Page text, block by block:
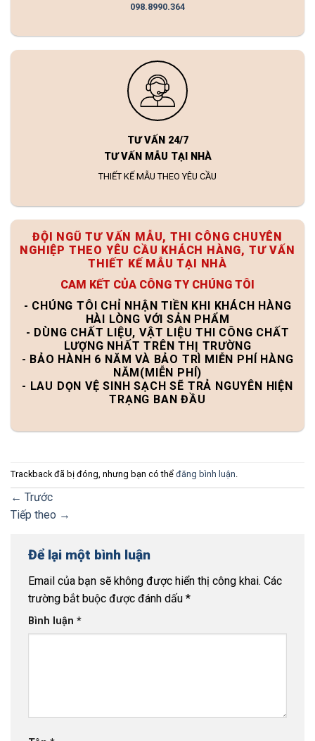
098.8990.364
TƯ VẤN 24/7
TƯ VẤN MẪU TẠI NHÀ
THIẾT KẾ MẪU THEO YÊU CẦU
ĐỘI NGŨ TƯ VẤN MẪU, THI CÔNG CHUYÊN
NGHIỆP THEO YÊU CẦU KHÁCH HÀNG, TƯ VẤN
THIẾT KẾ MẪU TẠI NHÀ
CAM KẾT CỦA CÔNG TY CHÚNG TÔI
- CHÚNG TÔI CHỈ NHẬN TIỀN KHI KHÁCH HÀNG
HÀI LÒNG VỚI SẢN PHẨM
- DÙNG CHẤT LIỆU, VẬT LIỆU THI CÔNG CHẤT
LƯỢNG NHẤT TRÊN THỊ TRƯỜNG
- BẢO HÀNH 6 NĂM VÀ BẢO TRÌ MIỄN PHÍ HÀNG
NĂM(MIỄN PHÍ)
- LAU DỌN VỆ SINH SẠCH SẼ TRẢ NGUYÊN HIỆN
TRẠNG BAN ĐẦU
Trackback đã bị đóng, nhưng bạn có thể đăng bình luận.
← Trước
Tiếp theo →
Để lại một bình luận
Email của bạn sẽ không được hiển thị công khai. Các
trường bắt buộc được đánh dấu *
Bình luận *